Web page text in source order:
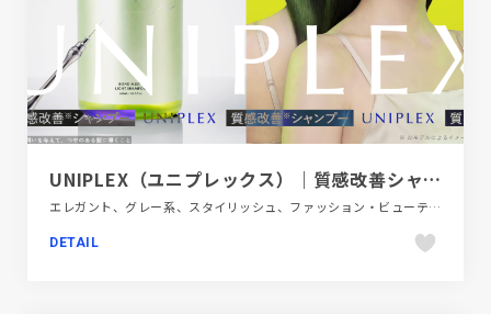
UNIPLEX（ユニプレックス）｜質感改善シャンプー
エレガント、グレー系、スタイリッシュ、ファッション・ビューティー、ブランド・サービスサイト、大きめ写真
DETAIL